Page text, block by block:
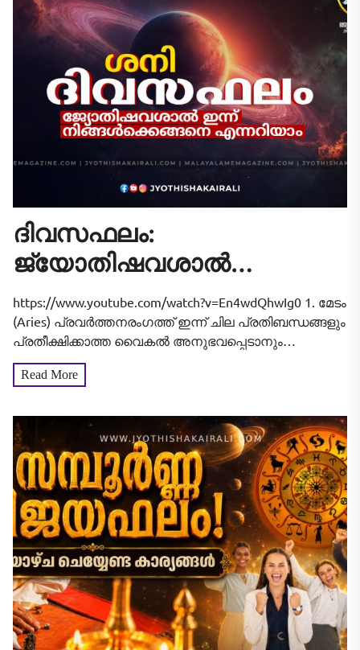
ദിവസഫലം:
ജ്യോതിഷവശാൽ
നിങ്ങളുടെ ഇന്ന്‌ (2026
ആഗസ്റ്റ് 08, ശനി) എങ്ങനെ
എന്നറിയാം
https://www.youtube.com/watch?v=En4wdQhwIg0 1. മേടം
(Aries) പ്രവർത്തനരംഗത്ത് ഇന്ന് ചില പ്രതിബന്ധങ്ങളും
പ്രതീക്ഷിക്കാത്ത വൈകൽ അനുഭവപ്പെടാനും
സാധ്യതയുണ്ട്. സാമ്പത്തിക ഇടപാടുകളിൽ പൂർണ്ണ
ശ്രദ്ധ പുലർത്തേണ്ടതുണ്ട്; അനാവശ്യമായ ധനനഷ്ടം
തൊഴിൽസ്ഥലത്തും കുടുംബത്തിലും
സഹപ്രവർത്തകരുമായും...
Read More